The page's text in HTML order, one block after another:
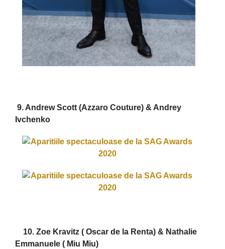
9. Andrew Scott (Azzaro Couture) & Andrey
Ivchenko
10. Zoe Kravitz ( Oscar de la Renta) & Nathalie
Emmanuele ( Miu Miu)